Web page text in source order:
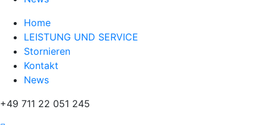
Home
LEISTUNG UND SERVICE
Stornieren
Kontakt
News
+49 711 22 051 245